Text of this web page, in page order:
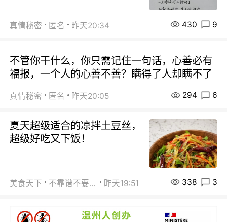
真情秘密 匿名 昨天20:34 430 9
不管你干什么，你只需记住一句话，心善必有
福报，一个人的心善不善？瞒得了人却瞒不了
真情秘密 匿名 昨天20:05 294 6
夏天超级适合的凉拌土豆丝，
超级好吃又下饭！
美食天下 不靠谱不要联系 昨天19:51 338 3